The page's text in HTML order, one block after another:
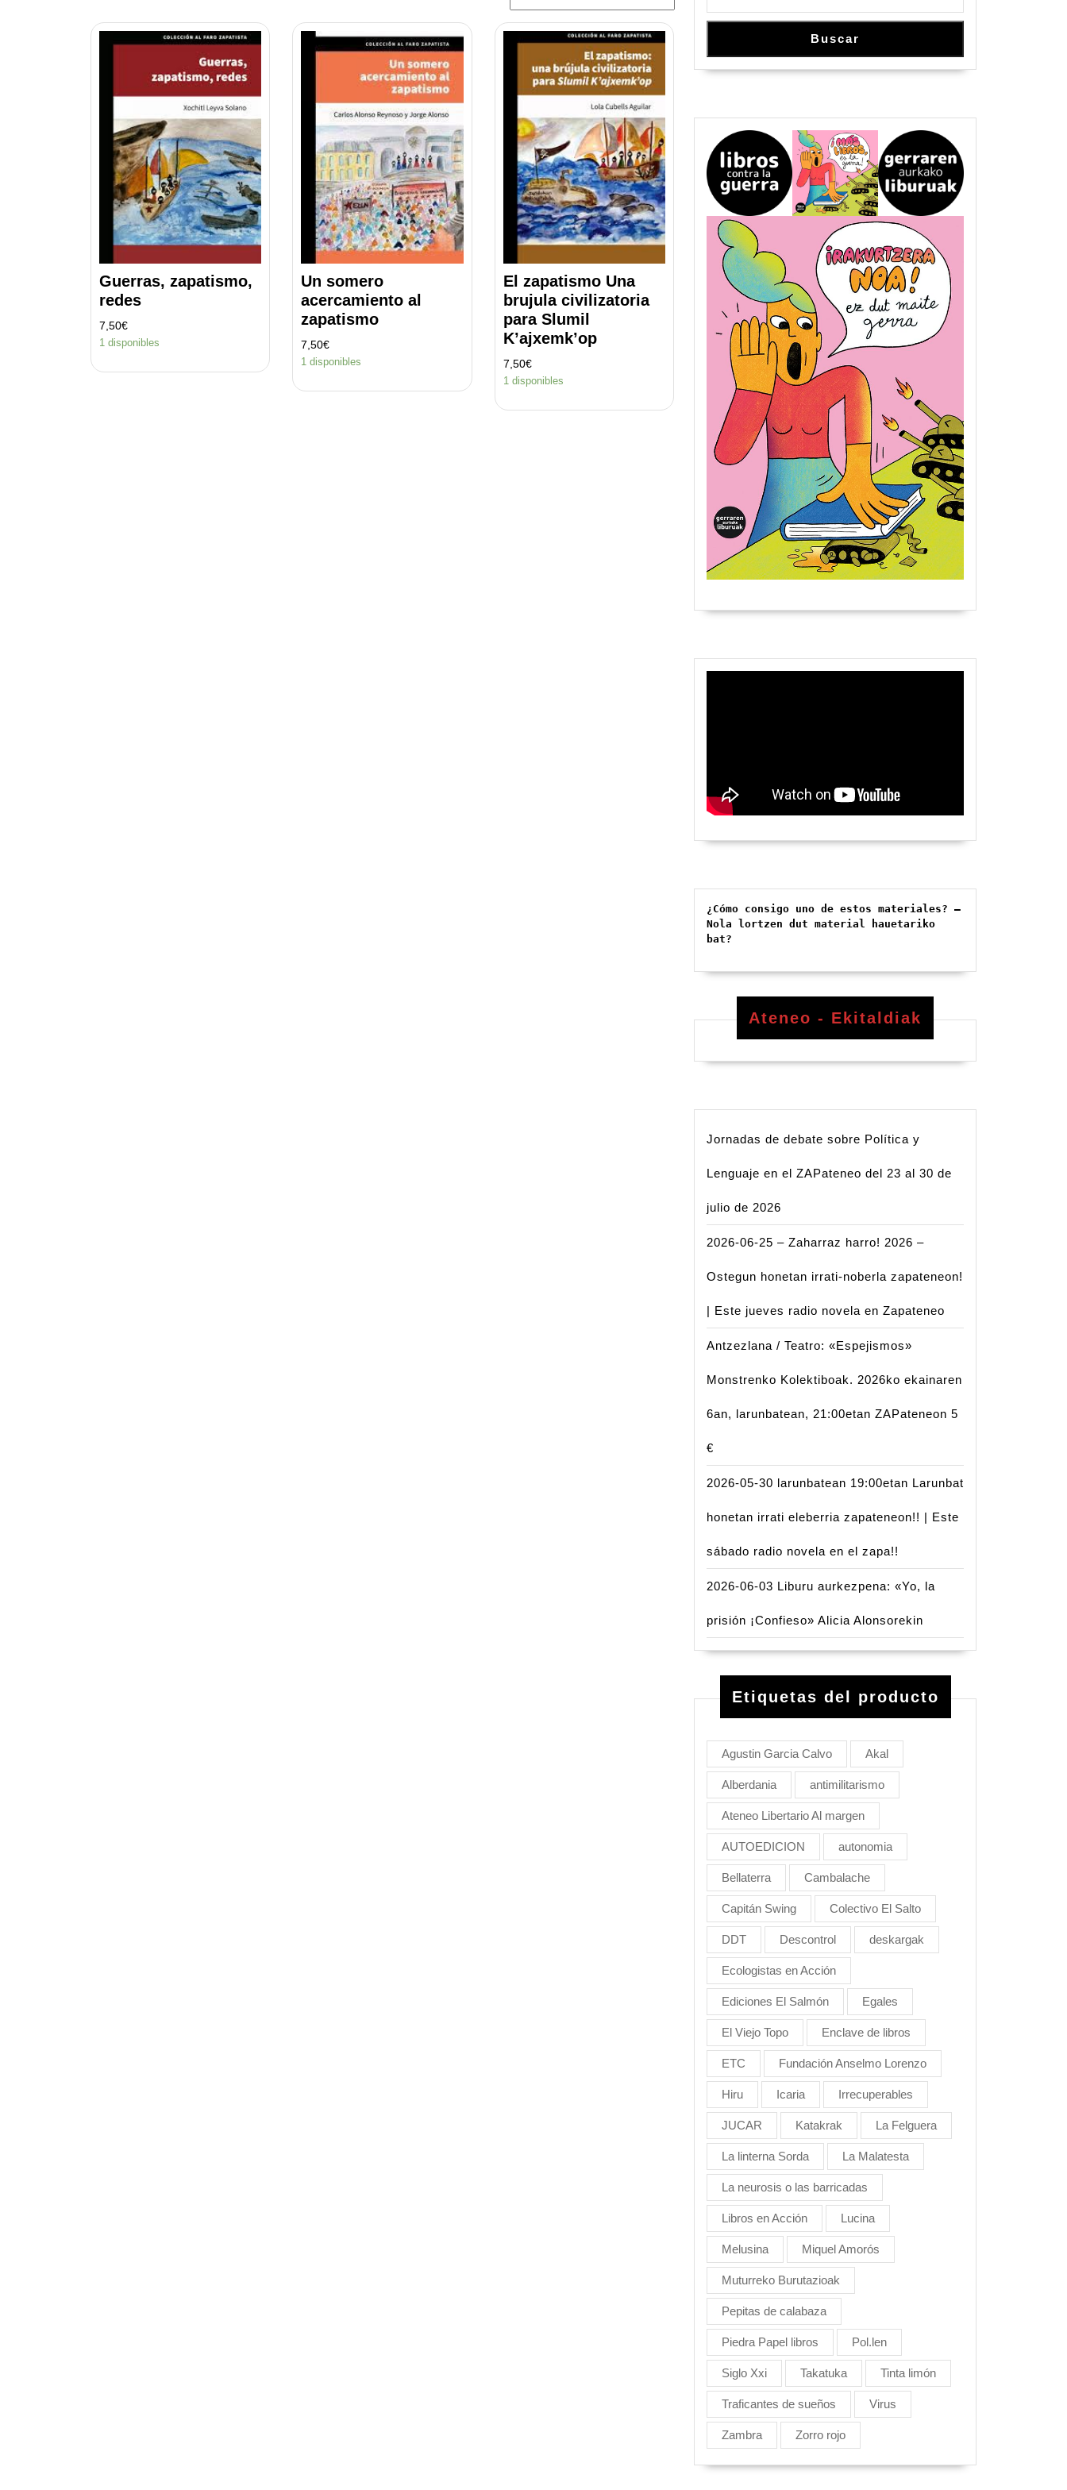
los
últimos
Guerras, zapatismo,
redes
7,50€
1 disponibles
Un somero
acercamiento al
zapatismo
7,50€
1 disponibles
El zapatismo Una
brujula civilizatoria
para Slumil
K’ajxemk’op
7,50€
1 disponibles
Buscar
¿Cómo consigo uno de estos materiales? –
Nola lortzen dut material hauetariko
bat?
Ateneo - Ekitaldiak
Jornadas de debate sobre Política y
Lenguaje en el ZAPateneo del 23 al 30 de
julio de 2026
2026-06-25 – Zaharraz harro! 2026 –
Ostegun honetan irrati-noberla zapateneon!
| Este jueves radio novela en Zapateneo
Antzezlana / Teatro: «Espejismos»
Monstrenko Kolektiboak. 2026ko ekainaren
6an, larunbatean, 21:00etan ZAPateneon 5
€
2026-05-30 larunbatean 19:00etan Larunbat
honetan irrati eleberria zapateneon!! | Este
sábado radio novela en el zapa!!
2026-06-03 Liburu aurkezpena: «Yo, la
prisión ¡Confieso» Alicia Alonsorekin
Etiquetas del producto
Agustin Garcia Calvo Akal
Alberdania antimilitarismo
Ateneo Libertario Al margen
AUTOEDICION autonomia
Bellaterra Cambalache
Capitán Swing Colectivo El Salto
DDT Descontrol deskargak
Ecologistas en Acción
Ediciones El Salmón Egales
El Viejo Topo Enclave de libros
ETC Fundación Anselmo Lorenzo
Hiru Icaria Irrecuperables
JUCAR Katakrak La Felguera
La linterna Sorda La Malatesta
La neurosis o las barricadas
Libros en Acción Lucina
Melusina Miquel Amorós
Muturreko Burutazioak
Pepitas de calabaza
Piedra Papel libros Pol.len
Siglo Xxi Takatuka Tinta limón
Traficantes de sueños Virus
Zambra Zorro rojo